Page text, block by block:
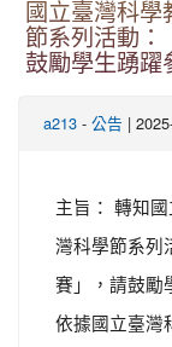
國立臺灣科
節系列活動：
鼓勵學生踴躍
a213 - 公告 |
主旨： 轉知
灣科學節系列
賽」，請鼓勵
依據國立臺灣